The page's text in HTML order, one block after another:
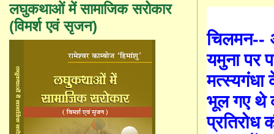
चिलमन--
यमुना पर
मत्स्यगंधा
भूल गए थे
प्रतिरोध
लघुकथाओं में सामाजिक सरोकार
(विमर्श एवं सृजन)